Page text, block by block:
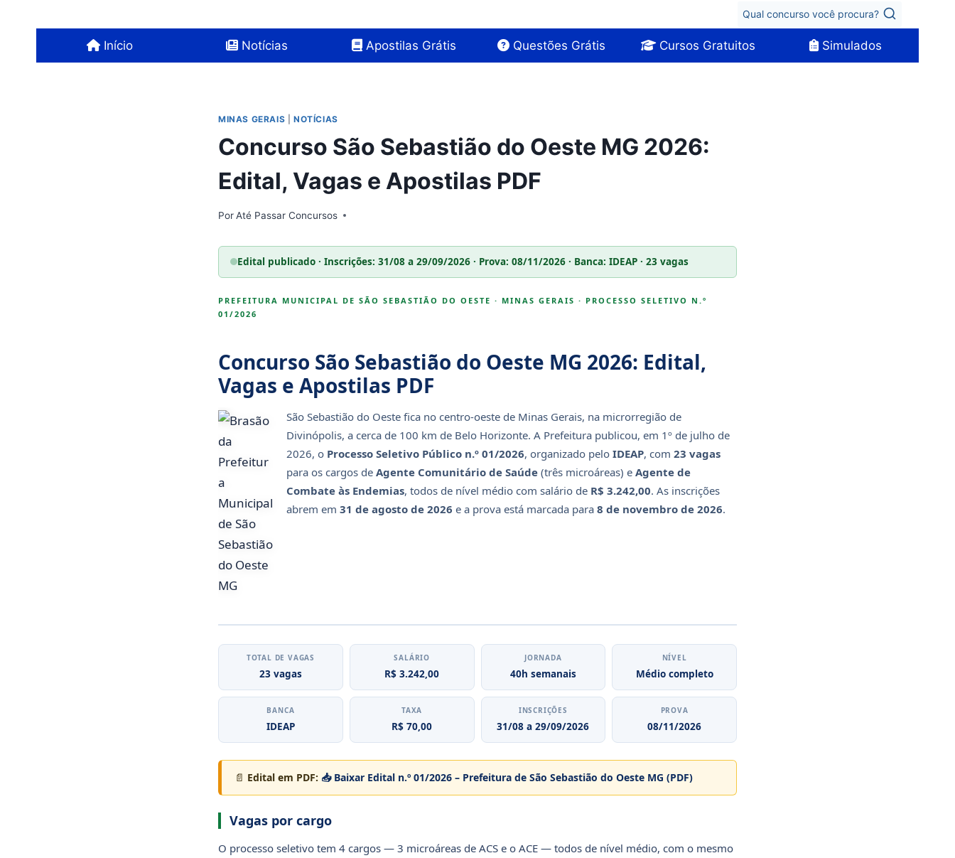
Conteúdo
Qual concurso você procura?
Início Notícias Apostilas Grátis Questões Grátis Cursos Gratuitos Simulados
MINAS GERAIS NOTÍCIAS
Concurso São Sebastião do Oeste MG 2026:
Edital, Vagas e Apostilas PDF
PorAté Passar Concursos
Edital publicado · Inscrições: 31/08 a 29/09/2026 · Prova: 08/11/2026 · Banca: IDEAP · 23 vagas
PREFEITURA MUNICIPAL DE SÃO SEBASTIÃO DO OESTE · MINAS GERAIS · PROCESSO SELETIVO N.º
01/2026
Concurso São Sebastião do Oeste MG 2026: Edital,
Vagas e Apostilas PDF
São Sebastião do Oeste fica no centro-oeste de Minas Gerais, na microrregião de
Divinópolis, a cerca de 100 km de Belo Horizonte. A Prefeitura publicou, em 1º de julho de
2026, o Processo Seletivo Público n.º 01/2026, organizado pelo IDEAP, com 23 vagas
para os cargos de Agente Comunitário de Saúde (três microáreas) e Agente de
Combate às Endemias, todos de nível médio com salário de R$ 3.242,00. As inscrições
abrem em 31 de agosto de 2026 e a prova está marcada para 8 de novembro de 2026.
TOTAL DE VAGAS
23 vagas
SALÁRIO
R$ 3.242,00
JORNADA
40h semanais
NÍVEL
Médio completo
BANCA
IDEAP
TAXA
R$ 70,00
INSCRIÇÕES
31/08 a 29/09/2026
PROVA
08/11/2026
📄 Edital em PDF: 📥 Baixar Edital n.º 01/2026 – Prefeitura de São Sebastião do Oeste MG (PDF)
Vagas por cargo
O processo seletivo tem 4 cargos — 3 microáreas de ACS e o ACE — todos de nível médio, com o mesmo